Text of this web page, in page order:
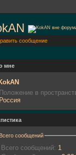
сообщение
мне
Положение в
Россия
Всего сообщений
Всего сообщений: 1